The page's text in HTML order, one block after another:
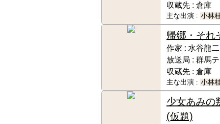
収蔵先 : 倉庫
主な出演 : 小林
帰郷・それ
作家 : 水谷龍二
放送局 : 群馬
収蔵先 : 倉庫
主な出演 : 小林
少女あみの
(仮題)